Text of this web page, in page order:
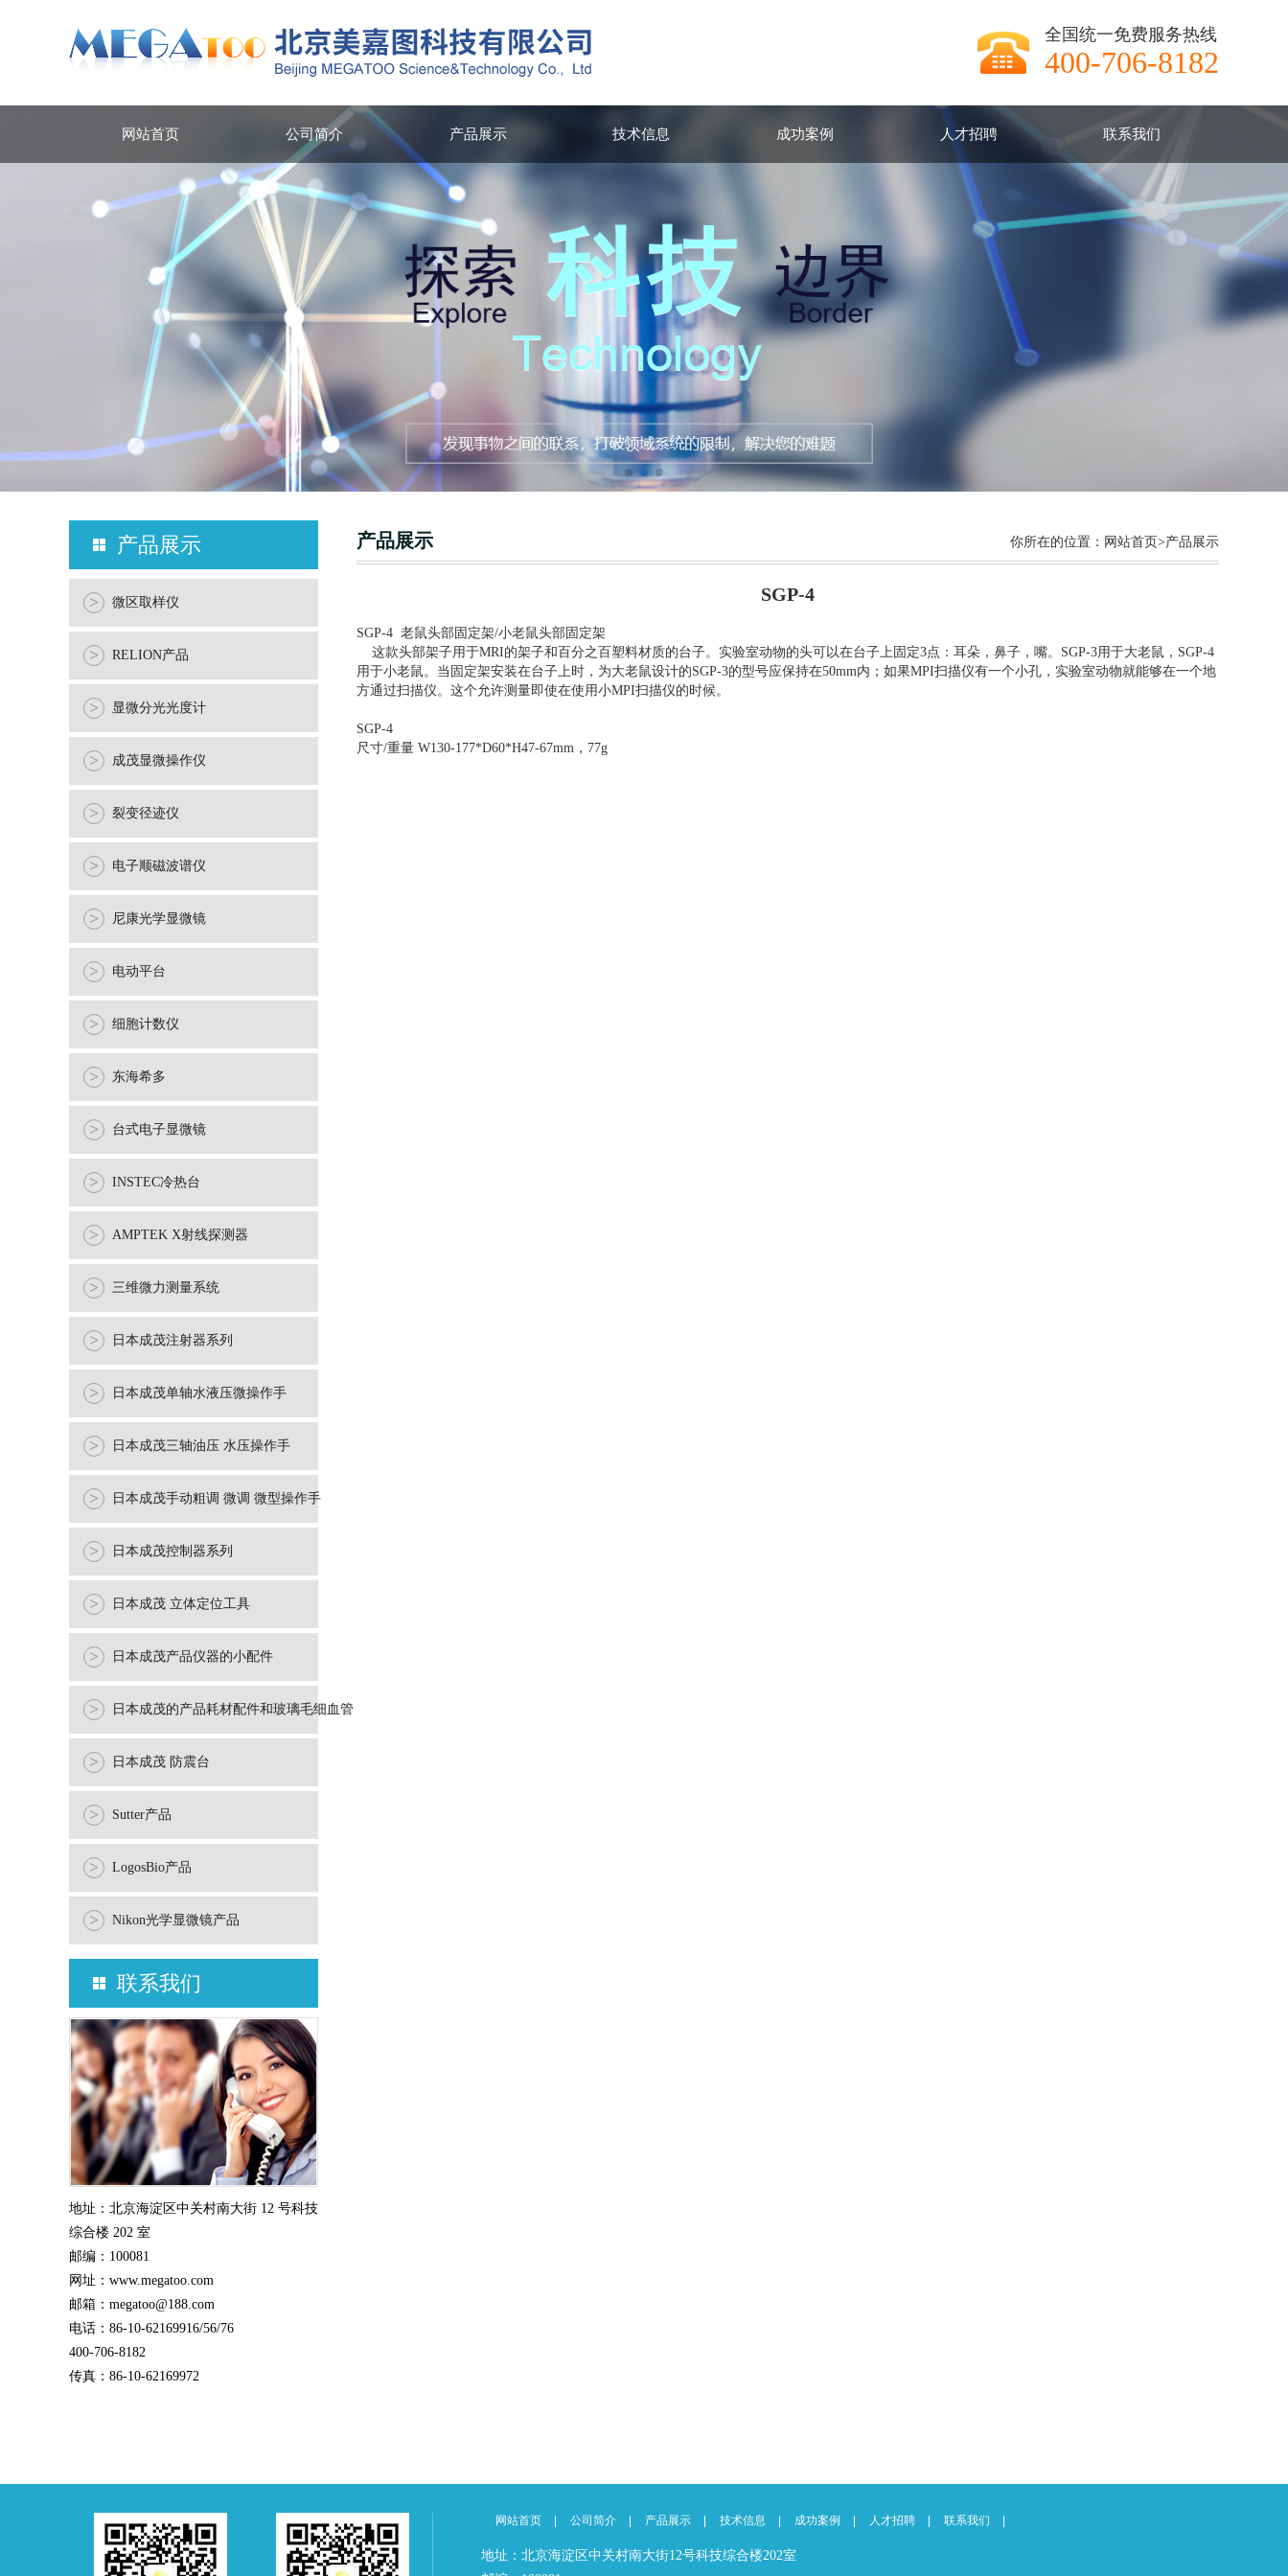
全国统一免费服务热线
400-706-8182
网站首页 公司简介 产品展示 技术信息 成功案例 人才招聘 联系我们
产品展示
> 微区取样仪
> RELION产品
> 显微分光光度计
> 成茂显微操作仪
> 裂变径迹仪
> 电子顺磁波谱仪
> 尼康光学显微镜
> 电动平台
> 细胞计数仪
> 东海希多
> 台式电子显微镜
> INSTEC冷热台
> AMPTEK X射线探测器
> 三维微力测量系统
> 日本成茂注射器系列
> 日本成茂单轴水液压微操作手
> 日本成茂三轴油压 水压操作手
> 日本成茂手动粗调 微调 微型操作手
> 日本成茂控制器系列
> 日本成茂 立体定位工具
> 日本成茂产品仪器的小配件
> 日本成茂的产品耗材配件和玻璃毛细血管
> 日本成茂 防震台
> Sutter产品
> LogosBio产品
> Nikon光学显微镜产品
联系我们
地址：北京海淀区中关村南大街 12 号科技
综合楼 202 室
邮编：100081
网址：www.megatoo.com
邮箱：megatoo@188.com
电话：86-10-62169916/56/76
400-706-8182
传真：86-10-62169972
产品展示 你所在的位置： 网站首页>产品展示
SGP-4
SGP-4 老鼠头部固定架/小老鼠头部固定架
这款头部架子用于MRI的架子和百分之百塑料材质的台子。实验室动物的头可以在台子上固定3点：耳朵，鼻子，嘴。SGP-3用于大老鼠，SGP-4
用于小老鼠。当固定架安装在台子上时，为大老鼠设计的SGP-3的型号应保持在50mm内；如果MPI扫描仪有一个小孔，实验室动物就能够在一个地
方通过扫描仪。这个允许测量即使在使用小MPI扫描仪的时候。
SGP-4
尺寸/重量 W130-177*D60*H47-67mm，77g
网站首页 公司简介 产品展示 技术信息 成功案例 人才招聘 联系我们
地址：北京海淀区中关村南大街12号科技综合楼202室